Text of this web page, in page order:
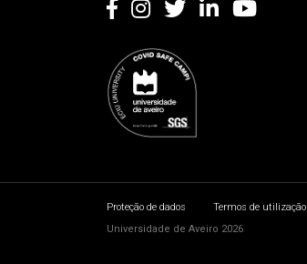
Proteção de dados Termos de utilização
Universidade de Aveiro 2026